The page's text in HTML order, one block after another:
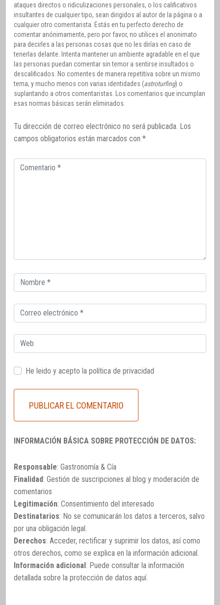
ataques directos o ridiculizaciones personales, o los calificativos
insultantes de cualquier tipo, sean dirigidos al autor de la página o a
cualquier otro comentarista. Estás en tu perfecto derecho de
comentar anónimamente, pero por favor, no utilices el anonimato
para decirles a las personas cosas que no les dirías en caso de
tenerlas delante. Intenta mantener un ambiente agradable en el que
las personas puedan comentar sin temor a sentirse insultados o
descalificados. No comentes de manera repetitiva sobre un mismo
tema, y mucho menos con varias identidades (astroturfing) o
suplantando a otros comentaristas. Los comentarios que incumplan
esas normas básicas serán eliminados.
Tu dirección de correo electrónico no será publicada. Los
campos obligatorios están marcados con *
Comentario
Correo
electrónico
Correo
electrónico
Web
He leido y acepto la política de privacidad
INFORMACIÓN BÁSICA SOBRE PROTECCIÓN DE DATOS:
Responsable: Gastronomía & Cía
Finalidad: Gestión de suscripciones al blog y moderación de
comentarios
Legitimación: Consentimiento del interesado
Destinatarios: No se comunicarán los datos a terceros, salvo
por una obligación legal.
Derechos: Acceder, rectificar y suprimir los datos, así como
otros derechos, como se explica en la información adicional.
Información adicional: Puede consultar la información
detallada sobre la protección de datos aquí.